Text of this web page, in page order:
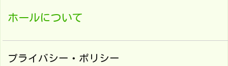
ホールについて
プライバシー・ポリシー